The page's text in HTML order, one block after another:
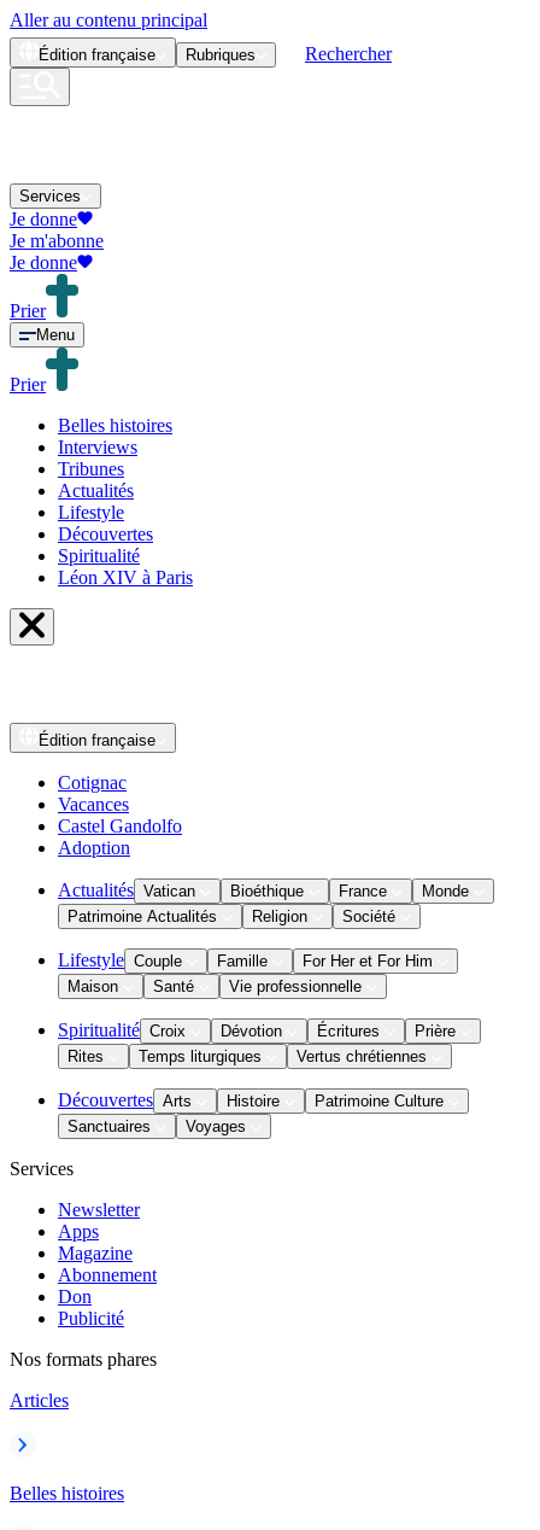
Aller au contenu principal
Édition française Rubriques Rechercher
Services
Je donne
Je m'abonne
Je donne
Prier
Menu
Prier
Belles histoires
Interviews
Tribunes
Actualités
Lifestyle
Découvertes
Spiritualité
Léon XIV à Paris
Édition française
Cotignac
Vacances
Castel Gandolfo
Adoption
Actualités Vatican Bioéthique France
Monde
Patrimoine Actualités
Religion Société
Lifestyle Couple Famille
For Her et For Him
Maison
Santé Vie professionnelle
Spiritualité Croix Dévotion Écritures
Prière
Rites
Temps liturgiques Vertus chrétiennes
Découvertes Arts Histoire
Patrimoine Culture
Sanctuaires
Voyages
Services
Newsletter
Apps
Magazine
Abonnement
Don
Publicité
Nos formats phares
Articles
Belles histoires